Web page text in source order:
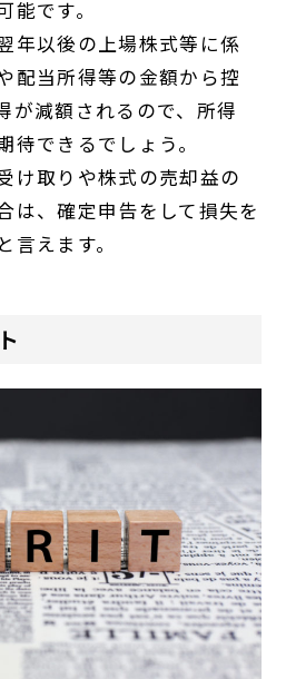
です。
年以後の上場株式等に係
配当所得等の金額から控
が減額されるので、所得
待できるでしょう。
け取りや株式の売却益の
は、確定申告をして損失を
えます。